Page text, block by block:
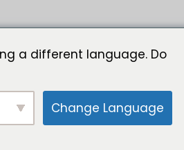
a different language. Do
Change Language